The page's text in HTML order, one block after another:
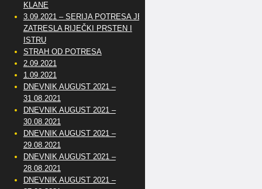
KLANE
3.09.2021 – SERIJA POTRESA JE
ZATRESLA RIJEČKI PRSTEN I
ISTRU
STRAH OD POTRESA
2.09.2021
1.09.2021
DNEVNIK AUGUST 2021 –
31.08.2021
DNEVNIK AUGUST 2021 –
30.08.2021
DNEVNIK AUGUST 2021 –
29.08.2021
DNEVNIK AUGUST 2021 –
28.08.2021
DNEVNIK AUGUST 2021 –